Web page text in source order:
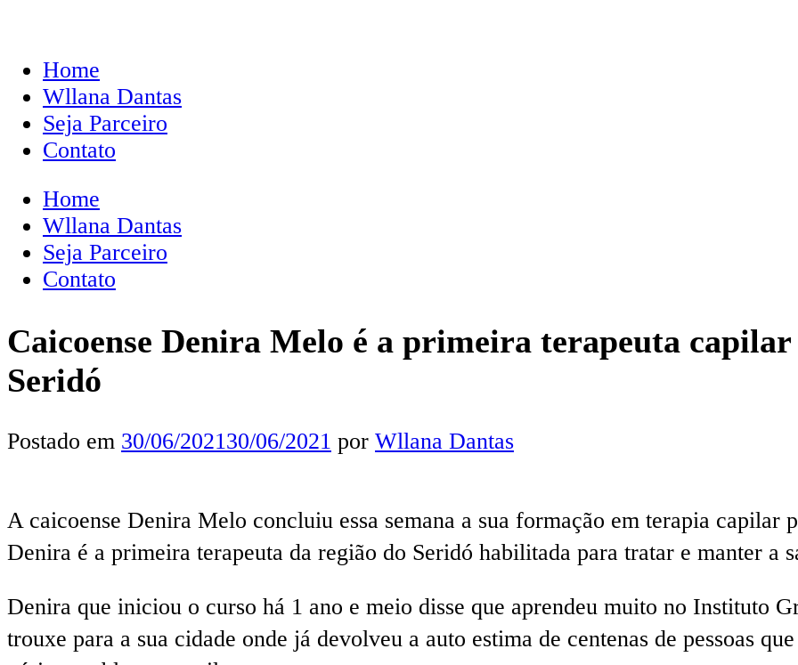
Home
Wllana Dantas
Seja Parceiro
Contato
Home
Wllana Dantas
Seja Parceiro
Contato
Caicoense Denira Melo é a primeira terapeuta
Seridó
Postado em 30/06/202130/06/2021 por Wllana Dantas
A caicoense Denira Melo concluiu essa semana a sua formação em terapia
Denira é a primeira terapeuta da região do Seridó habilitada para tratar e manter a
Denira que iniciou o curso há 1 ano e meio disse que aprendeu muito no Instituto
trouxe para a sua cidade onde já devolveu a auto estima de centenas de pessoas